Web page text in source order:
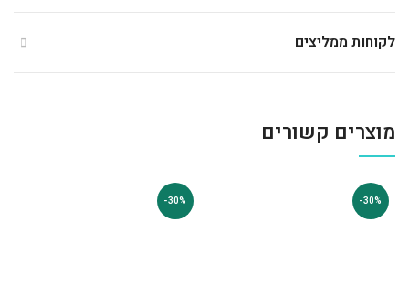
לקוחות ממליצים
מוצרים קשורים
-30%
-30%